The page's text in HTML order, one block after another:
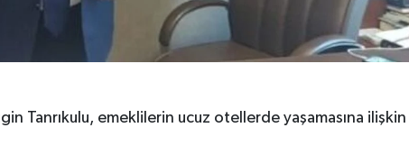
Tanrıkulu, emeklilerin ucuz otellerde yaşamasına ilişkin